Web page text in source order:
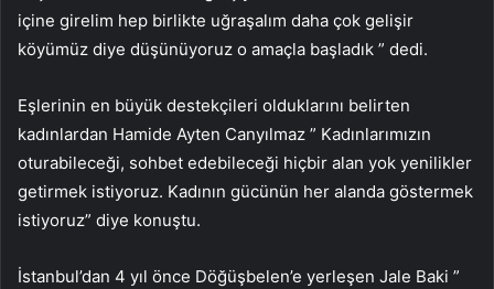
içine girelim hep birlikte uğraşalım daha çok gelişir
köyümüz diye düşünüyoruz o amaçla başladık ” dedi.
Eşlerinin en büyük destekçileri olduklarını belirten
kadınlardan Hamide Ayten Canyılmaz ” Kadınlarımızın
oturabileceği, sohbet edebileceği hiçbir alan yok yenilikler
getirmek istiyoruz. Kadının gücünün her alanda göstermek
istiyoruz” diye konuştu.
İstanbul’dan 4 yıl önce Döğüşbelen’e yerleşen Jale Baki ”